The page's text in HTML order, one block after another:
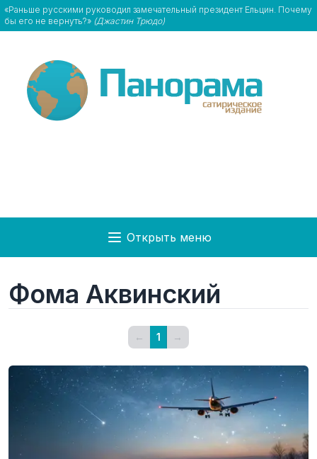
«Раньше русскими руководил замечательный президент Ельцин. Почему
бы его не вернуть?» (Джастин Трюдо)
Открыть меню
Фома Аквинский
← 1 →